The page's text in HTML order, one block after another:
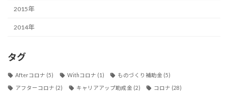
2015年
2014年
タグ
Afterコロナ (5) Withコロナ (1) ものづくり補助金 (5)
アフターコロナ (2) キャリアアップ助成金 (2) コロナ (28)